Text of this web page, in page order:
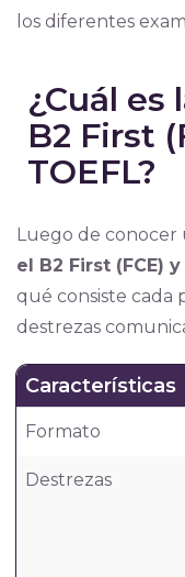
los diferentes
¿Cuál es
B2 First
TOEFL?
Luego de conocer
el B2 First (FCE) y
qué consiste cada
destrezas
Características
Formato
Destrezas